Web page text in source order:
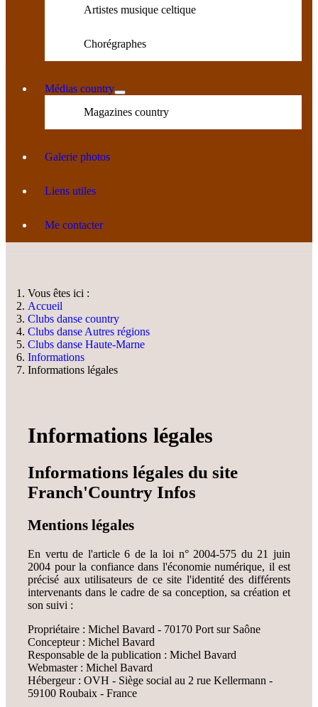
Artistes musique celtique
Chorégraphes
Médias country
Magazines country
Galerie photos
Liens utiles
Me contacter
Vous êtes ici :
Accueil
Clubs danse country
Clubs danse Autres régions
Clubs danse Haute-Marne
Informations
Informations légales
Informations légales
Informations légales du site
Franch'Country Infos
Mentions légales
En vertu de l'article 6 de la loi n° 2004-575 du 21 juin
2004 pour la confiance dans l'économie numérique, il est
précisé aux utilisateurs de ce site l'identité des différents
intervenants dans le cadre de sa conception, sa création et
son suivi :
Propriétaire : Michel Bavard - 70170 Port sur Saône
Concepteur : Michel Bavard
Responsable de la publication : Michel Bavard
Webmaster : Michel Bavard
Hébergeur : OVH - Siège social au 2 rue Kellermann -
59100 Roubaix - France